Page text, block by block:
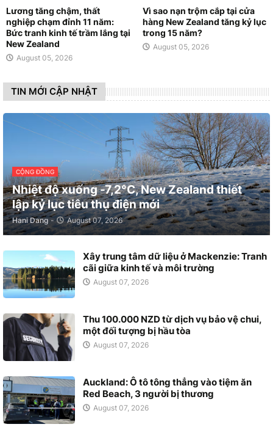
Lương tăng chậm, thất
nghiệp chạm đỉnh 11 năm:
Bức tranh kinh tế trầm lắng tại
New Zealand
August 05, 2026
Vì sao nạn trộm cắp tại cửa
hàng New Zealand tăng kỷ lục
trong 15 năm?
August 05, 2026
TIN MỚI CẬP NHẬT
CỘNG ĐỒNG
Nhiệt độ xuống -7,2°C, New Zealand thiết
lập kỷ lục tiêu thụ điện mới
Hani Dang - August 07, 2026
Xây trung tâm dữ liệu ở Mackenzie: Tranh
cãi giữa kinh tế và môi trường
August 07, 2026
Thu 100.000 NZD từ dịch vụ bảo vệ chui,
một đối tượng bị hầu tòa
August 07, 2026
Auckland: Ô tô tông thẳng vào tiệm ăn
Red Beach, 3 người bị thương
August 07, 2026